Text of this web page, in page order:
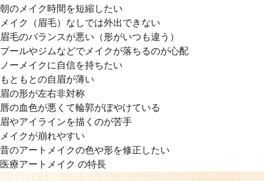
朝のメイク時間を短縮したい
メイク（眉毛）なしでは外出できない
眉毛のバランスが悪い（形がいつも違う）
プールやジムなどでメイクが落ちるのが心配
ノーメイクに自信を持ちたい
もともとの自眉が薄い
眉の形が左右非対称
唇の血色が悪くて輪郭がぼやけている
眉やアイラインを描くのが苦手
メイクが崩れやすい
昔のアートメイクの色や形を修正したい
医療アートメイク の特長